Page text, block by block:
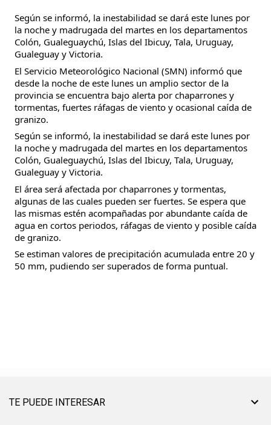
Según se informó, la inestabilidad se dará este lunes por
la noche y madrugada del martes en los departamentos
Colón, Gualeguaychú, Islas del Ibicuy, Tala, Uruguay,
Gualeguay y Victoria.
El Servicio Meteorológico Nacional (SMN) informó que
desde la noche de este lunes un amplio sector de la
provincia se encuentra bajo alerta por chaparrones y
tormentas, fuertes ráfagas de viento y ocasional caída de
granizo.
Según se informó, la inestabilidad se dará este lunes por
la noche y madrugada del martes en los departamentos
Colón, Gualeguaychú, Islas del Ibicuy, Tala, Uruguay,
Gualeguay y Victoria.
El área será afectada por chaparrones y tormentas,
algunas de las cuales pueden ser fuertes. Se espera que
las mismas estén acompañadas por abundante caída de
agua en cortos periodos, ráfagas de viento y posible caída
de granizo.
Se estiman valores de precipitación acumulada entre 20 y
50 mm, pudiendo ser superados de forma puntual.
TE PUEDE INTERESAR